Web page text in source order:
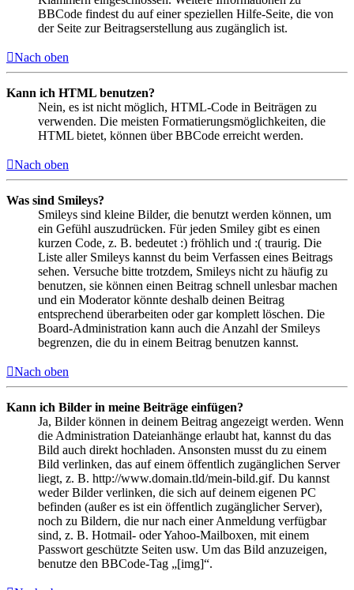
BBCode findest du auf einer speziellen Hilfe-Seite, die von
der Seite zur Beitragserstellung aus zugänglich ist.
Nach oben
Kann ich HTML benutzen?
Nein, es ist nicht möglich, HTML-Code in Beiträgen zu
verwenden. Die meisten Formatierungsmöglichkeiten, die
HTML bietet, können über BBCode erreicht werden.
Nach oben
Was sind Smileys?
Smileys sind kleine Bilder, die benutzt werden können, um
ein Gefühl auszudrücken. Für jeden Smiley gibt es einen
kurzen Code, z. B. bedeutet :) fröhlich und :( traurig. Die
Liste aller Smileys kannst du beim Verfassen eines Beitrags
sehen. Versuche bitte trotzdem, Smileys nicht zu häufig zu
benutzen, sie können einen Beitrag schnell unlesbar machen
und ein Moderator könnte deshalb deinen Beitrag
entsprechend überarbeiten oder gar komplett löschen. Die
Board-Administration kann auch die Anzahl der Smileys
begrenzen, die du in einem Beitrag benutzen kannst.
Nach oben
Kann ich Bilder in meine Beiträge einfügen?
Ja, Bilder können in deinem Beitrag angezeigt werden. Wenn
die Administration Dateianhänge erlaubt hat, kannst du das
Bild auch direkt hochladen. Ansonsten musst du zu einem
Bild verlinken, das auf einem öffentlich zugänglichen Server
liegt, z. B. http://www.domain.tld/mein-bild.gif. Du kannst
weder Bilder verlinken, die sich auf deinem eigenen PC
befinden (außer es ist ein öffentlich zugänglicher Server),
noch zu Bildern, die nur nach einer Anmeldung verfügbar
sind, z. B. Hotmail- oder Yahoo-Mailboxen, mit einem
Passwort geschützte Seiten usw. Um das Bild anzuzeigen,
benutze den BBCode-Tag „[img]“.